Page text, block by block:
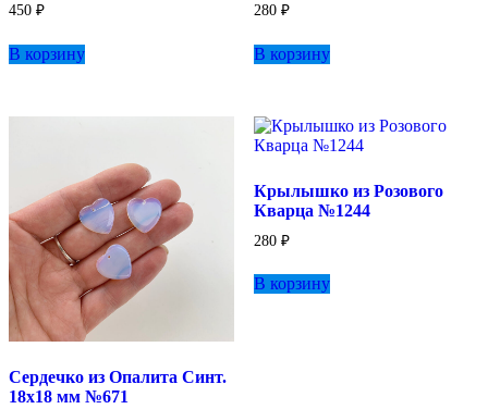
450 ₽
В корзину
280 ₽
В корзину
Сердечко из Опалита Синт.
18х18 мм №671
Крылышко из Розового
Кварца №1244
280 ₽
В корзину